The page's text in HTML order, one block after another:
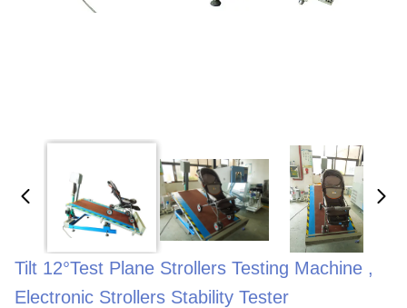
Tilt 12°Test Plane Strollers Testing Machine ,
Electronic Strollers Stability Tester